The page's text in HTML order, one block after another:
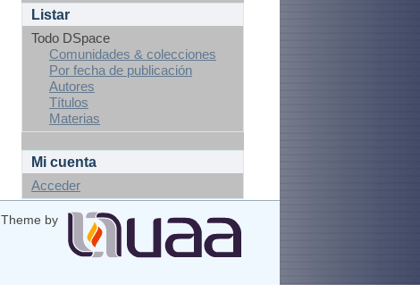
Listar
Todo DSpace
Comunidades & colecciones
Por fecha de publicación
Autores
Títulos
Materias
Mi cuenta
Acceder
Theme by